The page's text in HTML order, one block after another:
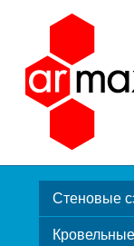
Стеновые